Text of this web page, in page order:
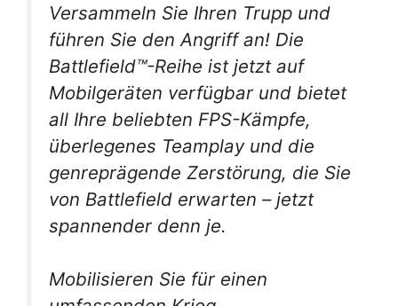
Versammeln Sie Ihren Trupp und
führen Sie den Angriff an! Die
Battlefield™-Reihe ist jetzt auf
Mobilgeräten verfügbar und bietet
all Ihre beliebten FPS-Kämpfe,
überlegenes Teamplay und die
genreprägende Zerstörung, die Sie
von Battlefield erwarten – jetzt
spannender denn je.
Mobilisieren Sie für einen